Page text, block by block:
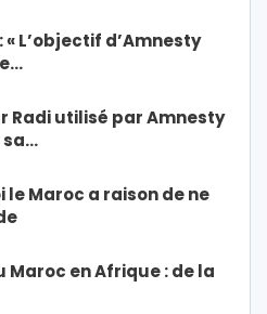
L’objectif d’Amnesty
Radi utilisé par Amnesty
sa…
le Maroc a raison de ne
en Afrique : de la